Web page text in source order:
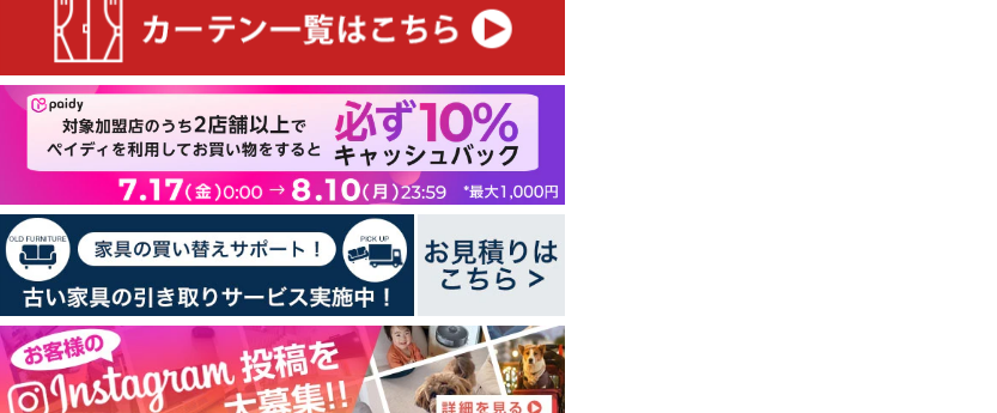
5つ星中5.00つ星
レビュー数 1 件
1
0
0
0
0
レビューを書く